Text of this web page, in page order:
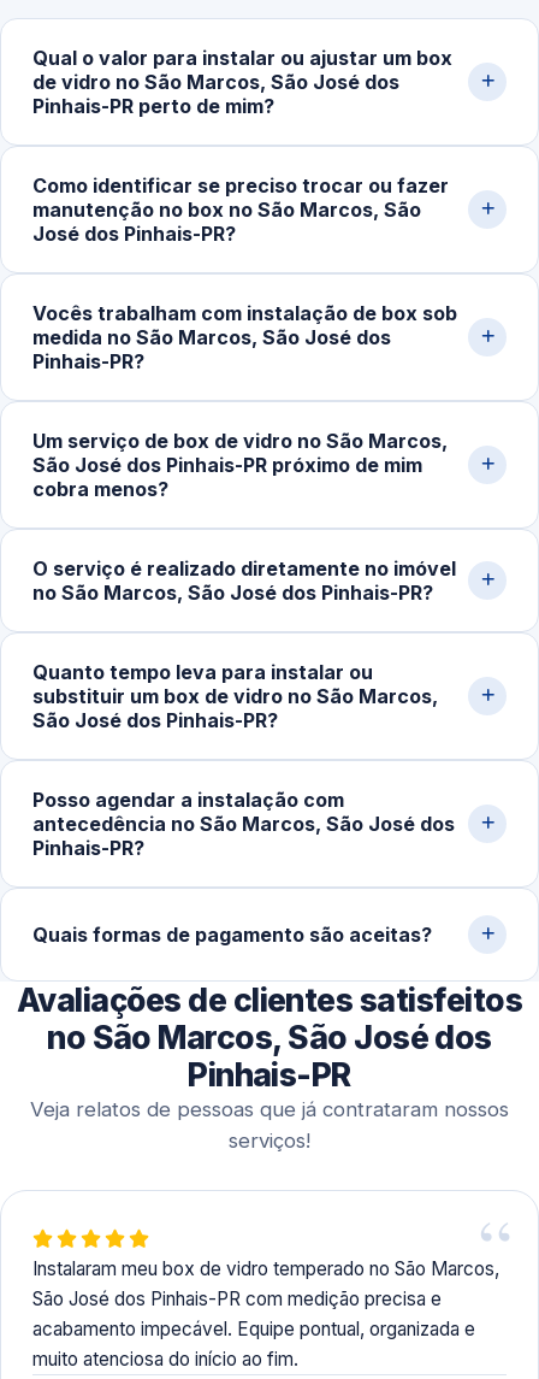
Qual o valor para instalar ou ajustar um box
de vidro no São Marcos, São José dos
Pinhais-PR perto de mim?
abrir, até o teto), medidas do espaço, tipo de vidro e
ferragens escolhidas. Serviços mais simples começam
orçamento detalhado pelo nosso WhatsApp.
Como identificar se preciso trocar ou fazer
manutenção no box no São Marcos, São
José dos Pinhais-PR?
dificuldade ao abrir, ruídos ao deslizar, infiltrações ou
peças desgastadas. Em casos como vidro trincado ou
regulagem.
Vocês trabalham com instalação de box sob
medida no São Marcos, São José dos
Pinhais-PR?
o espaço disponível no banheiro, levando em conta
altura, largura e tipo de abertura ideal. Utilizamos
Um serviço de box de vidro no São Marcos,
São José dos Pinhais-PR próximo de mim
cobra menos?
vantajoso. Deslocamento mais rápido e econômico
permite um serviço ágil e com melhor custo-benefício,
além de facilitar o suporte caso seja necessário um
ajuste posterior.
O serviço é realizado diretamente no imóvel
no São Marcos, São José dos Pinhais-PR?
medição inicial até a instalação final. Levamos
equipamentos adequados para garantir precisão no
Quanto tempo leva para instalar ou
substituir um box de vidro no São Marcos,
São José dos Pinhais-PR?
concluída entre 2 e 4 horas, dependendo do modelo e
das condições do espaço. Projetos sob medida podem
Posso agendar a instalação com
antecedência no São Marcos, São José dos
Pinhais-PR?
quanto com horários previamente agendados. Isso
execução no momento mais conveniente.
Quais formas de pagamento são aceitas?
Aceitamos diversas opções para facilitar, como Pix,
dinheiro, cartões de crédito e débito, além de
transferências bancárias.
Avaliações de clientes satisfeitos
no São Marcos, São José dos
Pinhais-PR
Veja relatos de pessoas que já contrataram nossos
serviços!
Instalaram meu box de vidro temperado no São Marcos,
São José dos Pinhais-PR com medição precisa e
acabamento impecável. Equipe pontual, organizada e
muito atenciosa do início ao fim.